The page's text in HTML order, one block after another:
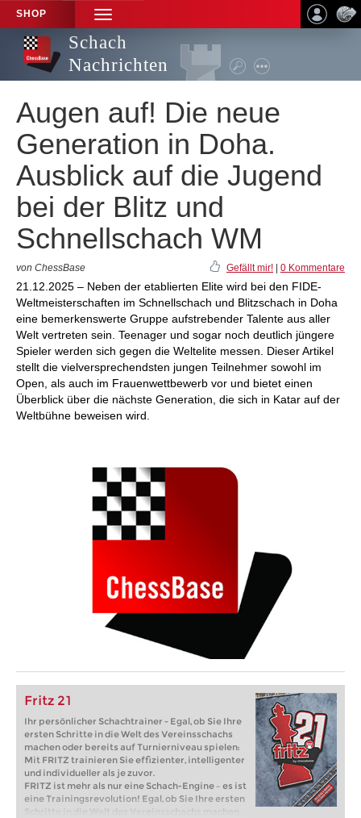
SHOP
TOGGLE
NAVIGATION
Schach
Nachrichten
Augen auf! Die neue
Generation in Doha.
Ausblick auf die Jugend
bei der Blitz und
Schnellschach WM
von ChessBase Gefällt mir! 0 Kommentare
21.12.2025 – Neben der etablierten Elite wird bei den FIDE-
Weltmeisterschaften im Schnellschach und Blitzschach in Doha
eine bemerkenswerte Gruppe aufstrebender Talente aus aller
Welt vertreten sein. Teenager und sogar noch deutlich jüngere
Spieler werden sich gegen die Weltelite messen. Dieser Artikel
stellt die vielversprechendsten jungen Teilnehmer sowohl im
Open, als auch im Frauenwettbewerb vor und bietet einen
Überblick über die nächste Generation, die sich in Katar auf der
Weltbühne beweisen wird.
Fritz 21
Ihr persönlicher Schachtrainer - Egal, ob Sie Ihre
ersten Schritte in die Welt des Vereinsschachs
machen oder bereits auf Turnierniveau spielen:
Mit FRITZ trainieren Sie effizienter, intelligenter
und individueller als je zuvor.
FRITZ ist mehr als nur eine Schach-Engine – es ist
eine Trainingsrevolution! Egal, ob Sie Ihre ersten
Schritte in die Welt des Vereinsschachs machen